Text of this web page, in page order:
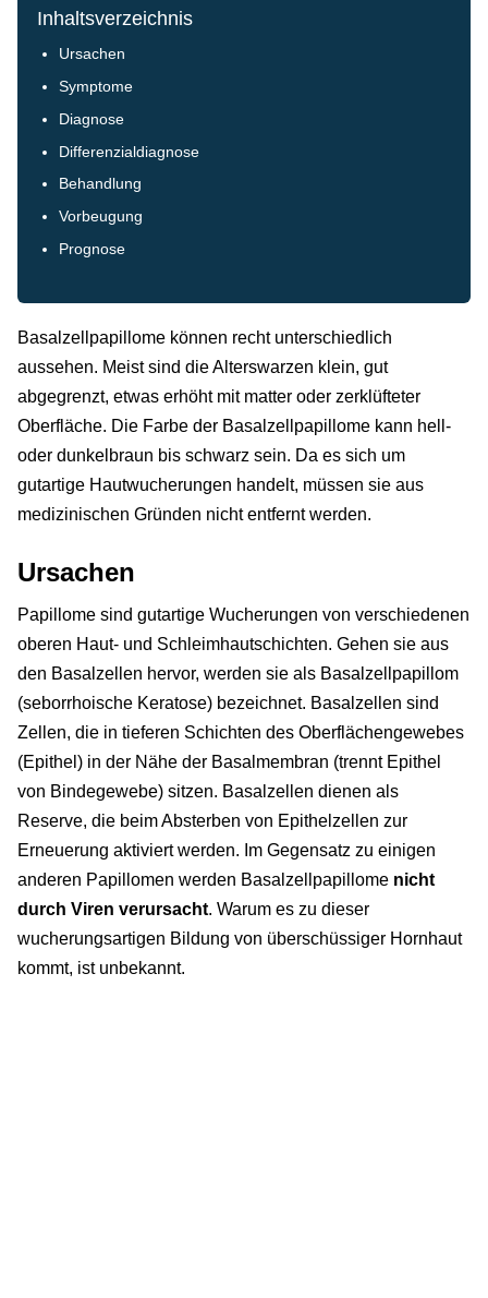
Inhaltsverzeichnis
Ursachen
Symptome
Diagnose
Differenzialdiagnose
Behandlung
Vorbeugung
Prognose
Basalzellpapillome können recht unterschiedlich
aussehen. Meist sind die Alterswarzen klein, gut
abgegrenzt, etwas erhöht mit matter oder zerklüfteter
Oberfläche. Die Farbe der Basalzellpapillome kann hell-
oder dunkelbraun bis schwarz sein. Da es sich um
gutartige Hautwucherungen handelt, müssen sie aus
medizinischen Gründen nicht entfernt werden.
Ursachen
Papillome sind gutartige Wucherungen von verschiedenen
oberen Haut- und Schleimhautschichten. Gehen sie aus
den Basalzellen hervor, werden sie als Basalzellpapillom
(seborrhoische Keratose) bezeichnet. Basalzellen sind
Zellen, die in tieferen Schichten des Oberflächengewebes
(Epithel) in der Nähe der Basalmembran (trennt Epithel
von Bindegewebe) sitzen. Basalzellen dienen als
Reserve, die beim Absterben von Epithelzellen zur
Erneuerung aktiviert werden. Im Gegensatz zu einigen
anderen Papillomen werden Basalzellpapillome nicht
durch Viren verursacht. Warum es zu dieser
wucherungsartigen Bildung von überschüssiger Hornhaut
kommt, ist unbekannt.